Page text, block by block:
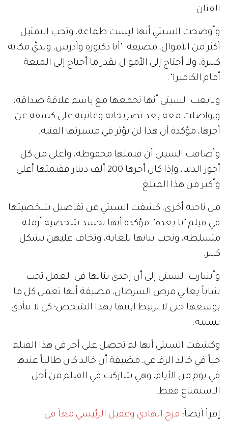
الفنان.
وأوضحت السبتي أنها ليست طماعة، وتحب التمثيل
أكثر من الأموال، مضيفة: "أنا دكتورة وأدرس، ولديَّ مكانة
كبيرة، ولا أحتاج إلى الأموال بقدر ما أحتاج إلى المتعة
أمام الكاميرا".
وتابعت السبتي أنها تجمعها مع باسم علاقة صداقة،
وتواصلت معه بعد تصريحاته وعاتبته على كشفه عن
أجرها، مؤكدة أن هذا لن يؤثر في مسيرتها الفنية.
وأضافت السبتي أن قيمتها محفوظة، وأعلى من كل
أجور الدنيا، وإذا كان أجرها 200 ألف دينار فقيمتها أعلى
وأكبر من هذا المبلغ.
من ناحية أخرى، كشفت السبتي عن تفاصيل شخصيتها
في فيلم "يا بعده"، مؤكدة أنها تجسد شخصية أرملة
متسلطة، وتحب بناتها للغاية، وتخاف عليهن بشكل
كبير.
وأشارت السبتي إلى أن إحدى بناتها في العمل تحب
شاباً يعاني مرض السرطان، مضيفة أنها تعمل كل ما
بوسعها حتى لا ترتبط ابنتها بهذا الشخص؛ كي لا تتأذى
بسببه.
وكشفت السبتي أنها لم تحصل على أجر في هذا الفيلم
حباً في خالد الرفاعي، مضيفة أن خالد كان طالباً عندها
في يوم من الأيام، وهي شاركت في الفيلم من أجل
الاستمتاع فقط.
إقرأ أيضاً: فرح الهادي وعقيل الرئيسي معاً في